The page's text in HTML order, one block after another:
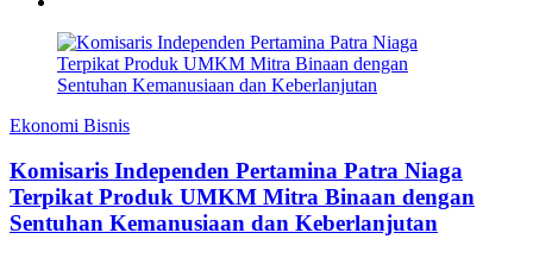
Ekonomi Bisnis
Komisaris Independen Pertamina Patra Niaga
Terpikat Produk UMKM Mitra Binaan dengan
Sentuhan Kemanusiaan dan Keberlanjutan